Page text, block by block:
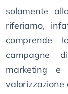
solamente
riferiamo,
comprende
campagne
marketing e
valorizzazione